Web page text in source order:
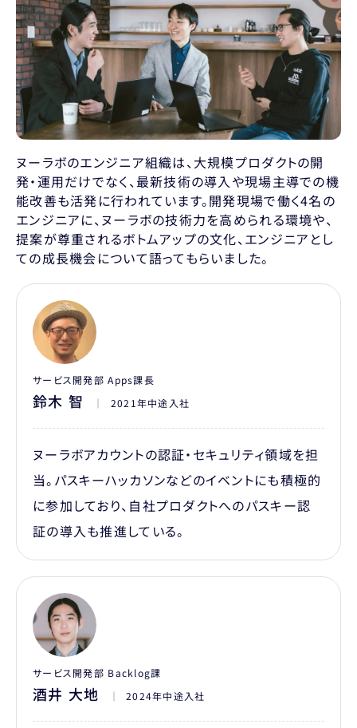
ヌーラボのエンジニア組織は、大規模プロダクトの開
発・運用だけでなく、最新技術の導入や現場主導での機
能改善も活発に行われています。開発現場で働く4名の
エンジニアに、ヌーラボの技術力を高められる環境や、
提案が尊重されるボトムアップの文化、エンジニアとし
ての成長機会について語ってもらいました。
サービス開発部 Apps課長
鈴木 智 ｜ 2021年中途入社
ヌーラボアカウントの認証・セキュリティ領域を担
当。パスキーハッカソンなどのイベントにも積極的
に参加しており、自社プロダクトへのパスキー認
証の導入も推進している。
サービス開発部 Backlog課
酒井 大地 ｜ 2024年中途入社